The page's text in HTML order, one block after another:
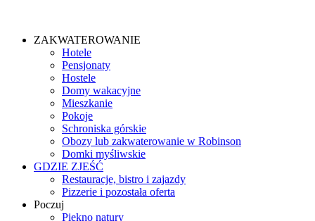
ZAKWATEROWANIE
Hotele
Pensjonaty
Hostele
Domy wakacyjne
Mieszkanie
Pokoje
Schroniska górskie
Obozy lub zakwaterowanie w Robinson
Domki myśliwskie
GDZIE ZJEŚĆ
Restauracje, bistro i zajazdy
Pizzerie i pozostała oferta
Poczuj
Piękno natury